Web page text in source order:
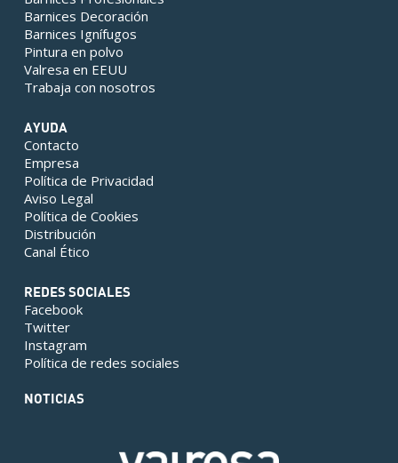
Barnices Decoración
Barnices Ignífugos
Pintura en polvo
Valresa en EEUU
Trabaja con nosotros
AYUDA
Contacto
Empresa
Política de Privacidad
Aviso Legal
Política de Cookies
Distribución
Canal Ético
REDES SOCIALES
Facebook
Twitter
Instagram
Política de redes sociales
NOTICIAS